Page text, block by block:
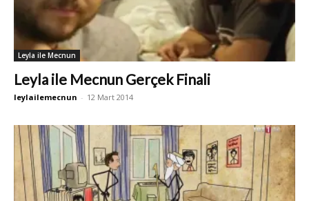
Leyla ile Mecnun
Leyla ile Mecnun Gerçek Finali
leylailemecnun - 12 Mart 2014